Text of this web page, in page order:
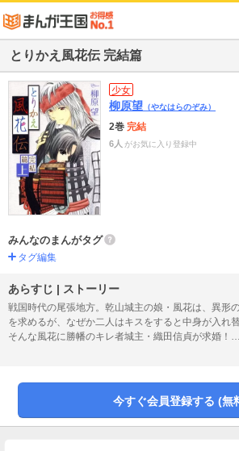
とりかえ風花伝 完結篇
少女
柳原望 （やなはらのぞみ）
2巻 完結
6人 がお気に入り登録中
みんなのまんがタグ
タグ編集
あらすじ | ストーリー
戦国時代の尾張地方。乾山城主の娘・風花は、異形
を求めるが、なぜか二人はキスをすると中身が入れ
そんな風花に勝幡のキレ者城主・織田信貞が求婚！
力強く生きる人々を描いた、柳原望のハートフル戦
今すぐ会員登録する (無